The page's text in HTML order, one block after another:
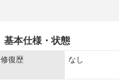
基本仕様・状態
修復歴 なし